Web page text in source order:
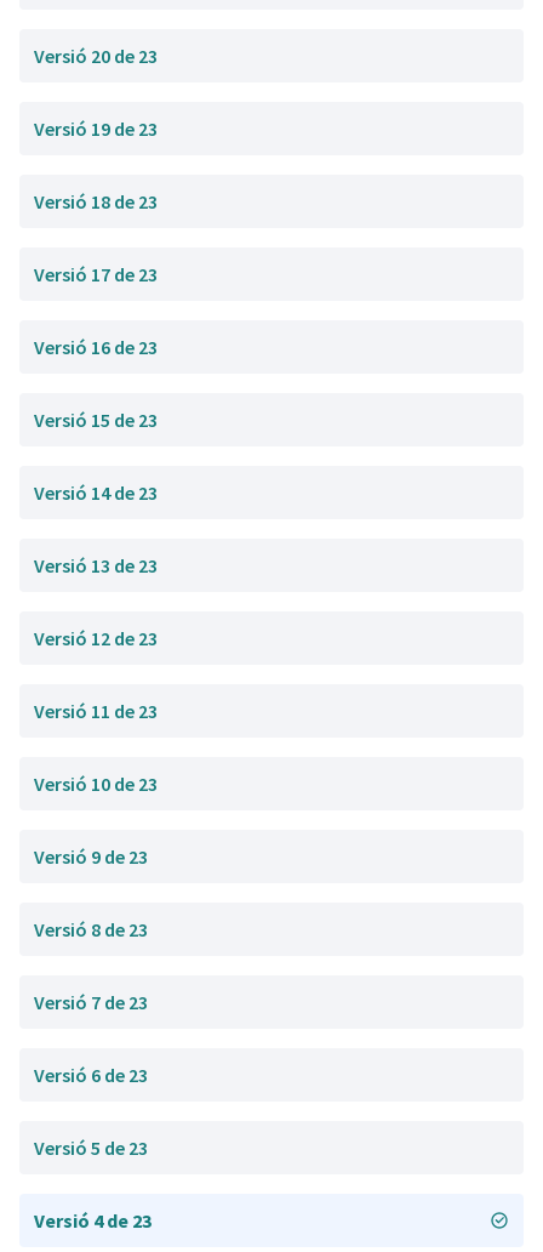
Versió 20 de 23
Versió 19 de 23
Versió 18 de 23
Versió 17 de 23
Versió 16 de 23
Versió 15 de 23
Versió 14 de 23
Versió 13 de 23
Versió 12 de 23
Versió 11 de 23
Versió 10 de 23
Versió 9 de 23
Versió 8 de 23
Versió 7 de 23
Versió 6 de 23
Versió 5 de 23
Versió 4 de 23